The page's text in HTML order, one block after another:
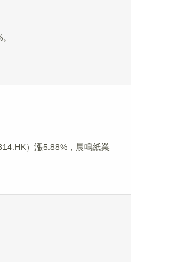
）漲5.88%，晨鳴紙業